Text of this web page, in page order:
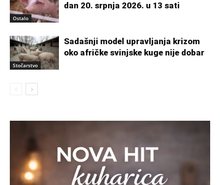
Ostalo
dan 20. srpnja 2026. u 13 sati
Stočarstvo
Sadašnji model upravljanja krizom
oko afričke svinjske kuge nije dobar